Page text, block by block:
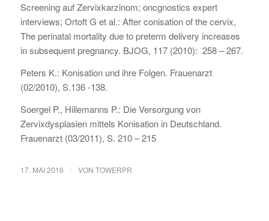
Screening auf Zervixkarzinom; oncgnostics expert
interviews; Ortoft G et al.: After conisation of the cervix,
The perinatal mortality due to preterm delivery increases
in subsequent pregnancy. BJOG, 117 (2010): 258 – 267.
Peters K.: Konisation und ihre Folgen. Frauenarzt
(02/2010), S.136 -138.
Soergel P., Hillemanns P.: Die Versorgung von
Zervixdysplasien mittels Konisation in Deutschland.
Frauenarzt (03/2011), S. 210 – 215
17. MAI 2016 / VON TOWERPR